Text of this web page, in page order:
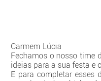
Carmem Lúcia
Fechamos o nosso time
ideias para a sua festa e
E para completar esses